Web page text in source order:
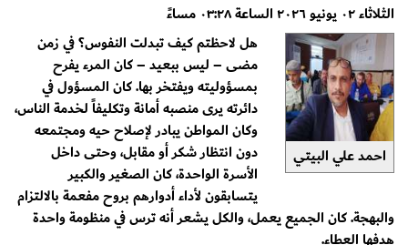
الثلاثاء ٠٢ يونيو ٢٠٢٦ الساعة ٠٣:٢٨ مساءً
احمد علي البيتي
​هل لاحظتم كيف تبدلت النفوس؟ في زمن
مضى – ليس ببعيد – كان المرء يفرح
بمسؤوليته ويفتخر بها. كان المسؤول في
دائرته يرى منصبه أمانة وتكليفاً لخدمة الناس،
وكان المواطن يبادر لإصلاح حيه ومجتمعه
دون انتظار شكر أو مقابل، وحتى داخل
الأسرة الواحدة، كان الصغير والكبير
يتسابقون لأداء أدوارهم بروح مفعمة بالالتزام
والبهجة. كان الجميع يعمل، والكل يشعر أنه ترس في منظومة واحدة
هدفها العطاء.